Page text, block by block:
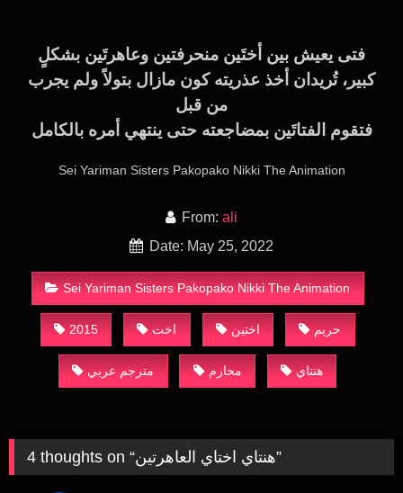
فتى يعيش بين أختَين منحرفتين وعاهرتَين بشكلٍ
كبير، تُريدان أخذ عذريته كون مازال بتولاً ولم يجرب
من قبل
فتقوم الفتاتَين بمضاجعته حتى ينتهي أمره بالكامل
Sei Yariman Sisters Pakopako Nikki The Animation
From: ali
Date: May 25, 2022
Sei Yariman Sisters Pakopako Nikki The Animation
2015 اخت اختين حريم
مترجم عربي محارم هنتاي
4 thoughts on “هنتاي اختاي العاهرتين”